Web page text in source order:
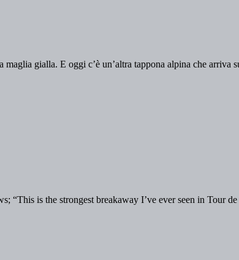
gialla. E oggi c’è un’altra tappona alpina che arriva
“This is the strongest breakaway I’ve ever seen in Tour